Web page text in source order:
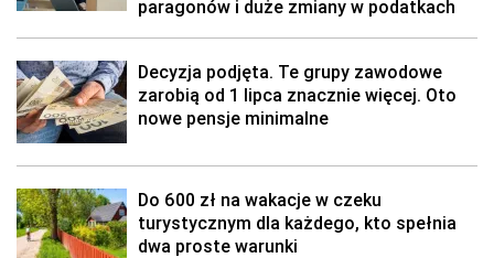
paragonów i duże zmiany w podatkach
Decyzja podjęta. Te grupy zawodowe
zarobią od 1 lipca znacznie więcej. Oto
nowe pensje minimalne
Do 600 zł na wakacje w czeku
turystycznym dla każdego, kto spełnia
dwa proste warunki